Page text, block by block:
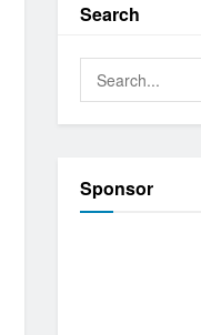
Search
Sponsor